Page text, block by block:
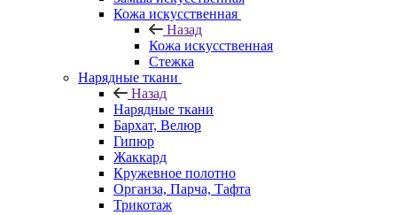
Кожа искусственная
Назад
Кожа искусственная
Стежка
Нарядные ткани
Назад
Нарядные ткани
Бархат, Велюр
Гипюр
Жаккард
Кружевное полотно
Органза, Парча, Тафта
Трикотаж